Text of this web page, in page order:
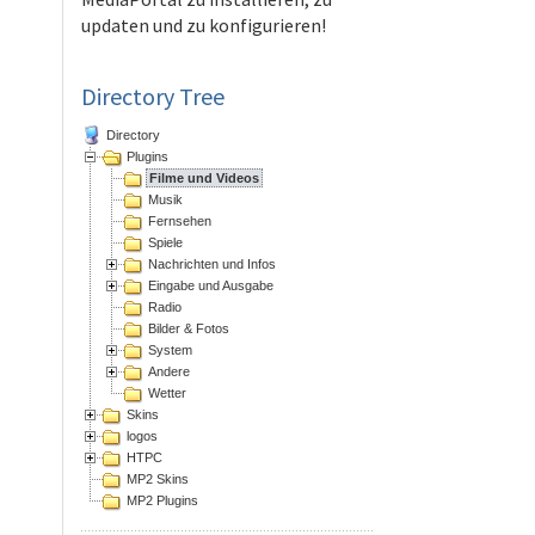
updaten und zu konfigurieren!
Directory Tree
Directory
Plugins
Filme und Videos
Musik
Fernsehen
Spiele
Nachrichten und Infos
Eingabe und Ausgabe
Radio
Bilder & Fotos
System
Andere
Wetter
Skins
logos
HTPC
MP2 Skins
MP2 Plugins